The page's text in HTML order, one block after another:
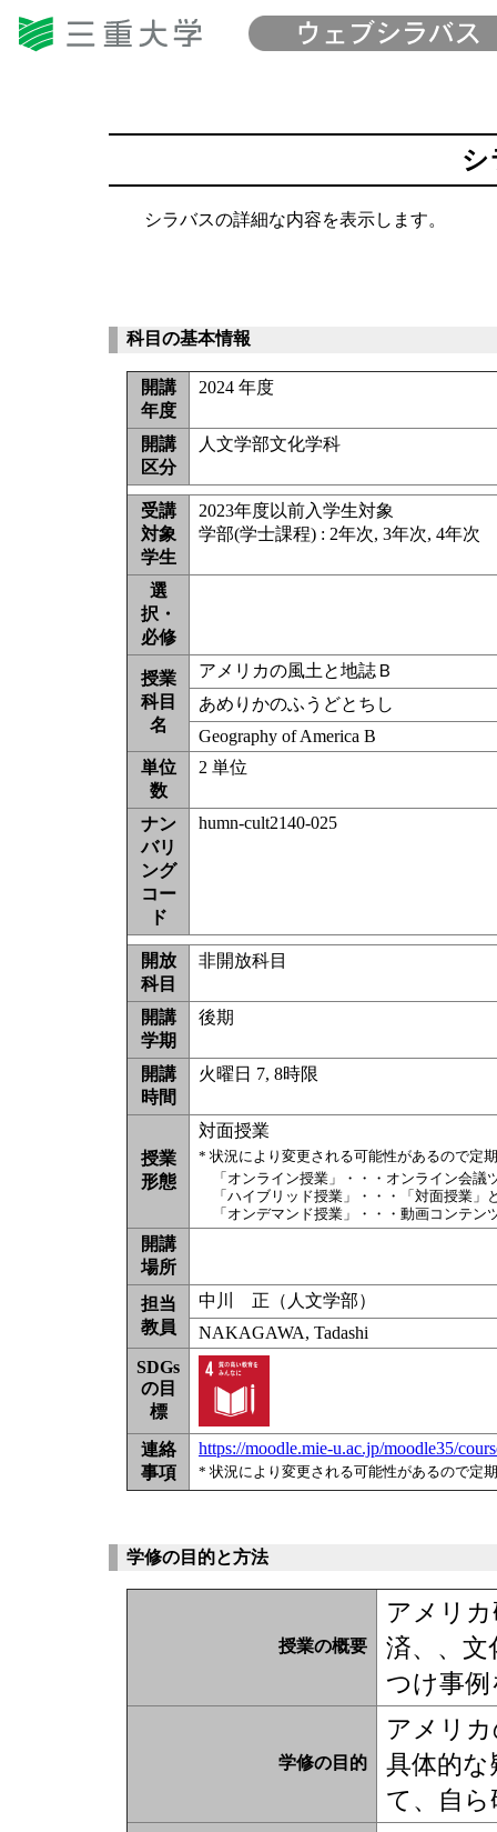
シ
シラバスの詳細な内容を表示します。
科目の基本情報
開講
年度
2024 年度
開講
区分
人文学部文化学科
受講
対象
学生
2023年度以前入学生対象
学部(学士課程) : 2年次, 3年次, 4年次
選
択・
必修
授業
科目
名
アメリカの風土と地誌Ｂ
あめりかのふうどとちし
Geography of America B
単位
数
2 単位
ナン
バリ
ング
コー
ド
humn-cult2140-025
開放
科目
非開放科目
開講
学期
後期
開講
時間
火曜日 7, 8時限
授業
形態
対面授業
* 状況により変更される可能性があるので定
「オンライン授業」・・・オンライン会
「ハイブリッド授業」・・・「対面授業
「オンデマンド授業」・・・動画コンテ
開講
場所
担当
教員
中川 正（人文学部）
NAKAGAWA, Tadashi
SDGs
の目
標
連絡
事項
https://moodle.mie-u.ac.jp/moodle35/
* 状況により変更される可能性があるので定
学修の目的と方法
授業の概要
アメリ
済、、文
つけ事
学修の目的
アメリ
具体的な
て、自